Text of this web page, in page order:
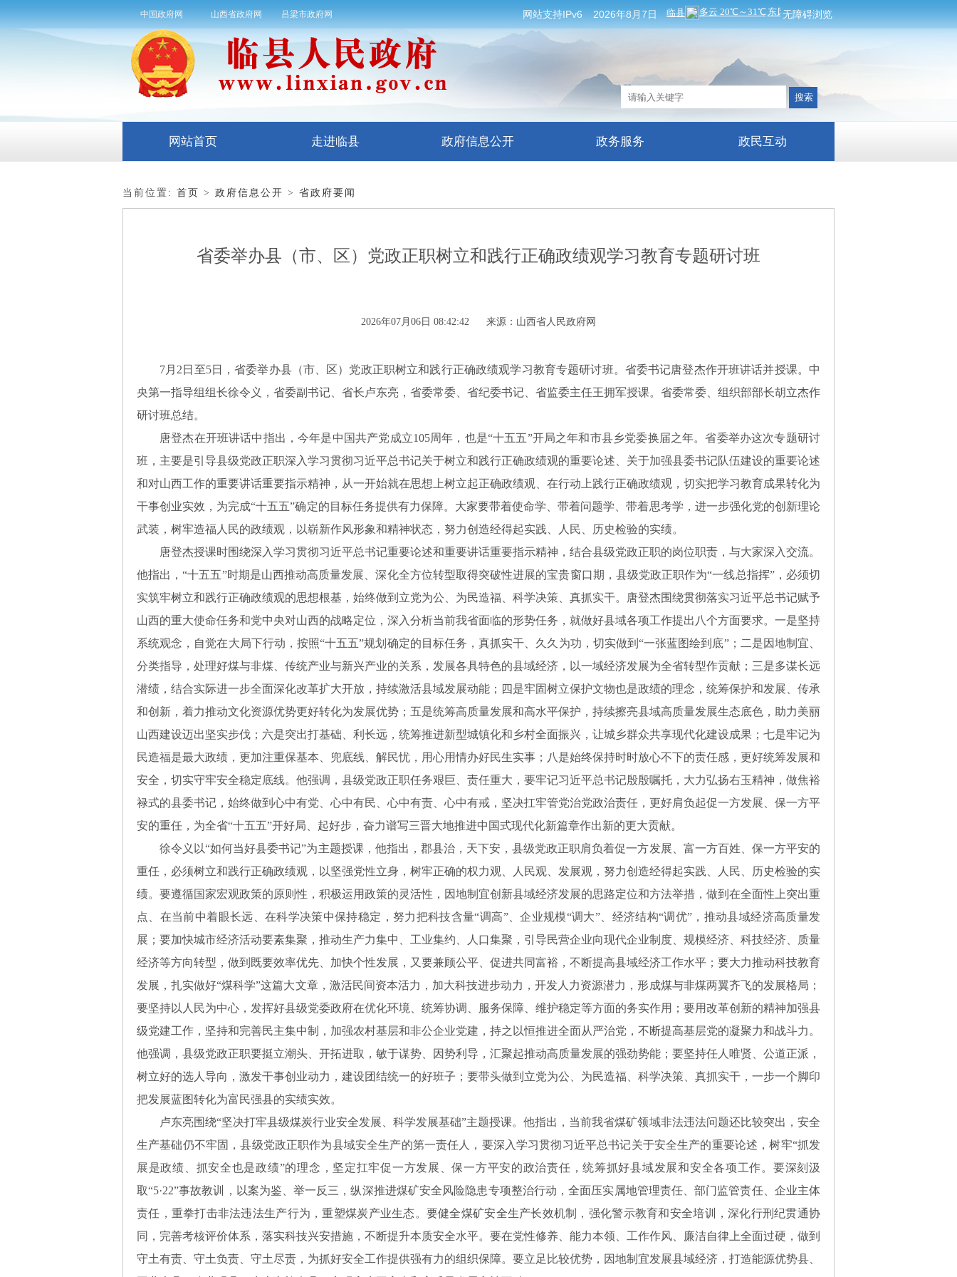
中国政府网 山西省政府网 吕梁市政府网 无障碍浏览
2026年8月7日
网站支持IPv6
网站首页 走进临县 政府信息公开 政务服务 政民互动
当前位置: 首页 > 政府信息公开 > 省政府要闻
省委举办县（市、区）党政正职树立和践行正确政绩观学习教育专题研讨班
2026年07月06日 08:42:42 来源：山西省人民政府网
7月2日至5日，省委举办县（市、区）党政正职树立和践行正确政绩观学习教育专题研讨班。省委书记唐登杰作开班讲话并授课。中
央第一指导组组长徐令义，省委副书记、省长卢东亮，省委常委、省纪委书记、省监委主任王拥军授课。省委常委、组织部部长胡立杰作
研讨班总结。
唐登杰在开班讲话中指出，今年是中国共产党成立105周年，也是“十五五”开局之年和市县乡党委换届之年。省委举办这次专题研讨
班，主要是引导县级党政正职深入学习贯彻习近平总书记关于树立和践行正确政绩观的重要论述、关于加强县委书记队伍建设的重要论述
和对山西工作的重要讲话重要指示精神，从一开始就在思想上树立起正确政绩观、在行动上践行正确政绩观，切实把学习教育成果转化为
干事创业实效，为完成“十五五”确定的目标任务提供有力保障。大家要带着使命学、带着问题学、带着思考学，进一步强化党的创新理论
武装，树牢造福人民的政绩观，以崭新作风形象和精神状态，努力创造经得起实践、人民、历史检验的实绩。
唐登杰授课时围绕深入学习贯彻习近平总书记重要论述和重要讲话重要指示精神，结合县级党政正职的岗位职责，与大家深入交流。
他指出，“十五五”时期是山西推动高质量发展、深化全方位转型取得突破性进展的宝贵窗口期，县级党政正职作为“一线总指挥”，必须切
实筑牢树立和践行正确政绩观的思想根基，始终做到立党为公、为民造福、科学决策、真抓实干。唐登杰围绕贯彻落实习近平总书记赋予
山西的重大使命任务和党中央对山西的战略定位，深入分析当前我省面临的形势任务，就做好县域各项工作提出八个方面要求。一是坚持
系统观念，自觉在大局下行动，按照“十五五”规划确定的目标任务，真抓实干、久久为功，切实做到“一张蓝图绘到底”；二是因地制宜、
分类指导，处理好煤与非煤、传统产业与新兴产业的关系，发展各具特色的县域经济，以一域经济发展为全省转型作贡献；三是多谋长远
潜绩，结合实际进一步全面深化改革扩大开放，持续激活县域发展动能；四是牢固树立保护文物也是政绩的理念，统筹保护和发展、传承
和创新，着力推动文化资源优势更好转化为发展优势；五是统筹高质量发展和高水平保护，持续擦亮县域高质量发展生态底色，助力美丽
山西建设迈出坚实步伐；六是突出打基础、利长远，统筹推进新型城镇化和乡村全面振兴，让城乡群众共享现代化建设成果；七是牢记为
民造福是最大政绩，更加注重保基本、兜底线、解民忧，用心用情办好民生实事；八是始终保持时时放心不下的责任感，更好统筹发展和
安全，切实守牢安全稳定底线。他强调，县级党政正职任务艰巨、责任重大，要牢记习近平总书记殷殷嘱托，大力弘扬右玉精神，做焦裕
禄式的县委书记，始终做到心中有党、心中有民、心中有责、心中有戒，坚决扛牢管党治党政治责任，更好肩负起促一方发展、保一方平
安的重任，为全省“十五五”开好局、起好步，奋力谱写三晋大地推进中国式现代化新篇章作出新的更大贡献。
徐令义以“如何当好县委书记”为主题授课，他指出，郡县治，天下安，县级党政正职肩负着促一方发展、富一方百姓、保一方平安的
重任，必须树立和践行正确政绩观，以坚强党性立身，树牢正确的权力观、人民观、发展观，努力创造经得起实践、人民、历史检验的实
绩。要遵循国家宏观政策的原则性，积极运用政策的灵活性，因地制宜创新县域经济发展的思路定位和方法举措，做到在全面性上突出重
点、在当前中着眼长远、在科学决策中保持稳定，努力把科技含量“调高”、企业规模“调大”、经济结构“调优”，推动县域经济高质量发
展；要加快城市经济活动要素集聚，推动生产力集中、工业集约、人口集聚，引导民营企业向现代企业制度、规模经济、科技经济、质量
经济等方向转型，做到既要效率优先、加快个性发展，又要兼顾公平、促进共同富裕，不断提高县域经济工作水平；要大力推动科技教育
发展，扎实做好“煤科学”这篇大文章，激活民间资本活力，加大科技进步动力，开发人力资源潜力，形成煤与非煤两翼齐飞的发展格局；
要坚持以人民为中心，发挥好县级党委政府在优化环境、统筹协调、服务保障、维护稳定等方面的务实作用；要用改革创新的精神加强县
级党建工作，坚持和完善民主集中制，加强农村基层和非公企业党建，持之以恒推进全面从严治党，不断提高基层党的凝聚力和战斗力。
他强调，县级党政正职要挺立潮头、开拓进取，敏于谋势、因势利导，汇聚起推动高质量发展的强劲势能；要坚持任人唯贤、公道正派，
树立好的选人导向，激发干事创业动力，建设团结统一的好班子；要带头做到立党为公、为民造福、科学决策、真抓实干，一步一个脚印
把发展蓝图转化为富民强县的实绩实效。
卢东亮围绕“坚决打牢县级煤炭行业安全发展、科学发展基础”主题授课。他指出，当前我省煤矿领域非法违法问题还比较突出，安全
生产基础仍不牢固，县级党政正职作为县域安全生产的第一责任人，要深入学习贯彻习近平总书记关于安全生产的重要论述，树牢“抓发
展是政绩、抓安全也是政绩”的理念，坚定扛牢促一方发展、保一方平安的政治责任，统筹抓好县域发展和安全各项工作。要深刻汲
取“5·22”事故教训，以案为鉴、举一反三，纵深推进煤矿安全风险隐患专项整治行动，全面压实属地管理责任、部门监管责任、企业主体
责任，重拳打击非法违法生产行为，重塑煤炭产业生态。要健全煤矿安全生产长效机制，强化警示教育和安全培训，深化行刑纪贯通协
同，完善考核评价体系，落实科技兴安措施，不断提升本质安全水平。要在党性修养、能力本领、工作作风、廉洁自律上全面过硬，做到
守土有责、守土负责、守土尽责，为抓好安全工作提供强有力的组织保障。要立足比较优势，因地制宜发展县域经济，打造能源优势县、